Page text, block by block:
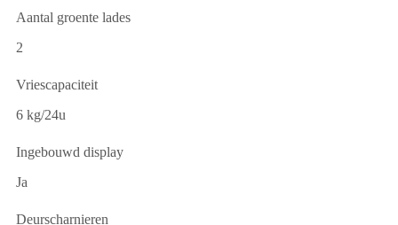
Aantal groente lades
2
Vriescapaciteit
6 kg/24u
Ingebouwd display
Ja
Deurscharnieren